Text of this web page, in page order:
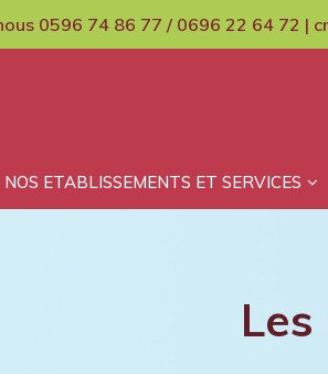
0596 74 86 77 / 0696 22 64 72 |
NOS ETABLISSEMENTS ET SERVICES